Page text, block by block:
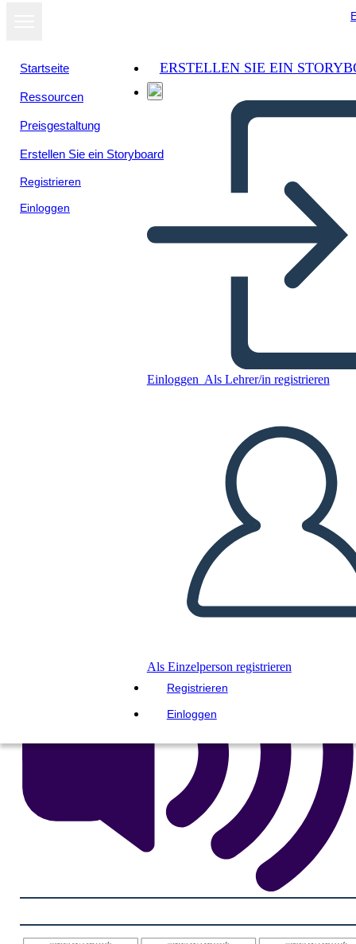
Startseite
Ressourcen
Preisgestaltung
Erstellen Sie ein Storyboard
Registrieren
Einloggen
ERSTELLEN SIE EIN
Einloggen Als Lehrer/in registrieren
Als Einzelperson registrieren
Registrieren
Einloggen
HISTORIA DE LA
Kopieren Sie dieses Storyboard
ERSTELLEN SIE EIN STORYBOARD
DIASHOW ABSPIELEN
LIES MIR VOR
Als Diashow
ansehen